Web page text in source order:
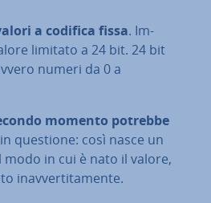
a codifica fissa. Im­
limitato a 24 bit. 24 bit
numeri da 0 a
momento potrebbe
in questione: così nasce un
modo in cui è nato il valore,
inav­ver­ti­ta­men­te.